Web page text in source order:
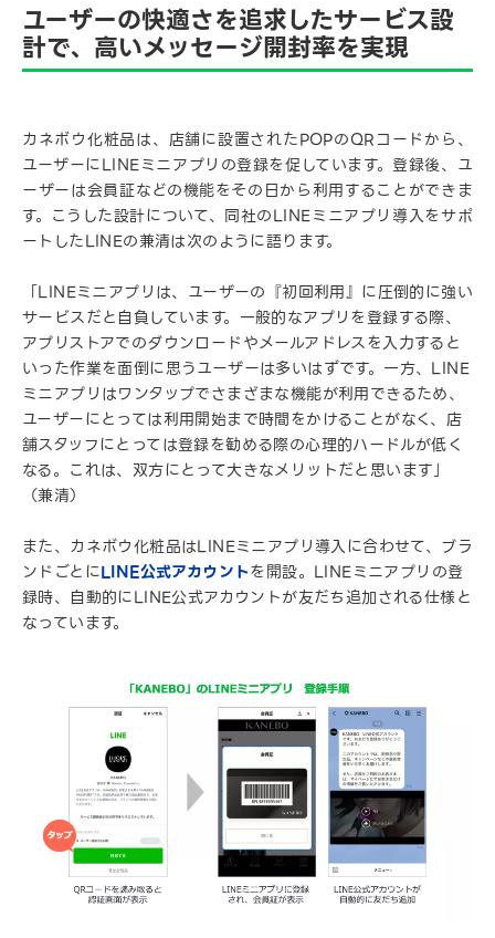
ユーザーの快適さを追求したサービス設
計で、高いメッセージ開封率を実現
カネボウ化粧品は、店舗に設置されたPOPのQRコードから、
ユーザーにLINEミニアプリの登録を促しています。登録後、ユ
ーザーは会員証などの機能をその日から利用することができま
す。こうした設計について、同社のLINEミニアプリ導入をサポ
ートしたLINEの兼清は次のように語ります。
「LINEミニアプリは、ユーザーの『初回利用』に圧倒的に強い
サービスだと自負しています。一般的なアプリを登録する際、
アプリストアでのダウンロードやメールアドレスを入力すると
いった作業を面倒に思うユーザーは多いはずです。一方、LINE
ミニアプリはワンタップでさまざまな機能が利用できるため、
ユーザーにとっては利用開始まで時間をかけることがなく、店
舗スタッフにとっては登録を勧める際の心理的ハードルが低く
なる。これは、双方にとって大きなメリットだと思います」
（兼清）
また、カネボウ化粧品はLINEミニアプリ導入に合わせて、ブラ
ンドごとにLINE公式アカウントを開設。LINEミニアプリの登
録時、自動的にLINE公式アカウントが友だち追加される仕様と
なっています。